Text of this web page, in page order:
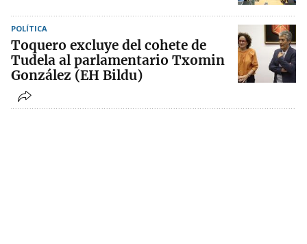
POLÍTICA
Toquero excluye del cohete de
Tudela al parlamentario Txomin
González (EH Bildu)